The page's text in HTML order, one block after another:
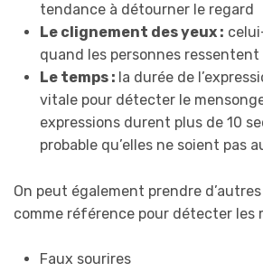
tendance à détourner le regard
Le clignement des yeux :
quand les personnes
Le temps : la durée de
vitale pour détecter le
expressions durent plus de 10
probable qu’elles ne soient pas
On peut également prendre
comme référence pour détecter les
Faux sourires